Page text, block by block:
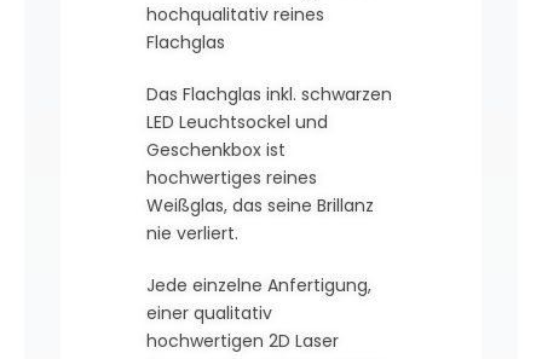
hochqualitativ reines
Flachglas
Das Flachglas inkl. schwarzen
LED Leuchtsockel und
Geschenkbox ist
hochwertiges reines
Weißglas, das seine Brillanz
nie verliert.
Jede einzelne Anfertigung,
einer qualitativ
hochwertigen 2D Laser